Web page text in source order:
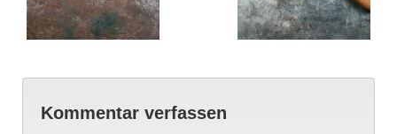
Kommentar verfassen